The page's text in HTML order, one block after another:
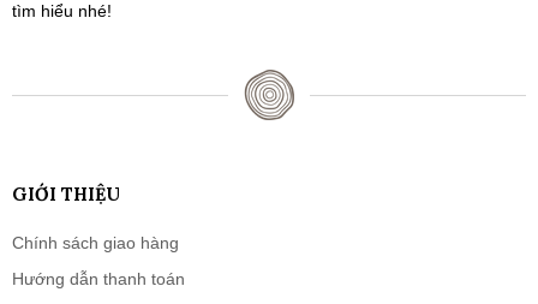
tìm hiểu nhé!
GIỚI THIỆU
Chính sách giao hàng
Hướng dẫn thanh toán